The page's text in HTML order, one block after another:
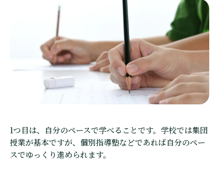
1つ目は、自分のペースで学べることです。学校では集団
授業が基本ですが、個別指導塾などであれば自分のペー
スでゆっくり進められます。